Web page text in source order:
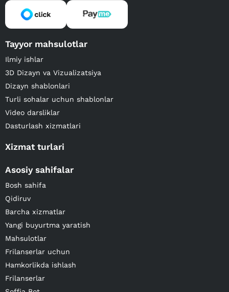
Tayyor mahsulotlar
Ilmiy ishlar
3D Dizayn va Vizualizatsiya
Dizayn shablonlari
Turli sohalar uchun shablonlar
Video darsliklar
Dasturlash xizmatlari
Xizmat turlari
Asosiy sahifalar
Bosh sahifa
Qidiruv
Barcha xizmatlar
Yangi buyurtma yaratish
Mahsulotlar
Frilanserlar uchun
Hamkorlikda ishlash
Frilanserlar